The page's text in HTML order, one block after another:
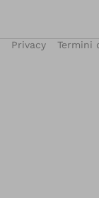
Privacy Termini